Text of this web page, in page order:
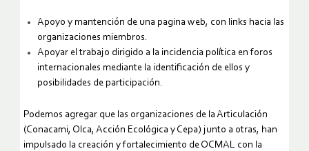
Apoyo y mantención de una pagina web, con links hacia las
organizaciones miembros.
Apoyar el trabajo dirigido a la incidencia política en foros
internacionales mediante la identificación de ellos y
posibilidades de participación.
Podemos agregar que las organizaciones de la Articulación
(Conacami, Olca, Acción Ecológica y Cepa) junto a otras, han
impulsado la creación y fortalecimiento de OCMAL con la